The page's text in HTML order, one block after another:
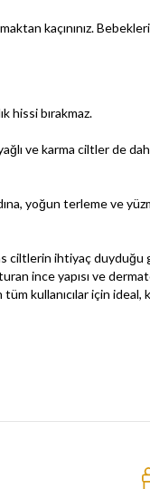
kaçınınız.
hissi bırakmaz.
ve karma ciltler de
yoğun terleme ve
ciltlerin ihtiyaç duyduğu
ince yapısı ve
kullanıcılar için